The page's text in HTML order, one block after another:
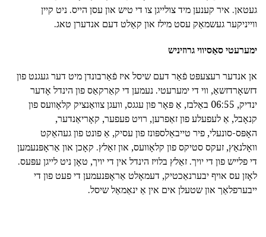
געטאן. איר קענען מיד צולייגן צו די טיש און עסן הייס. ניט קיין
ווייניקער געשמאַק עסט מילז און קאַלט דעם אנדערן טאג.
ימערעטי סאַסיווי גרוזיניש
אן אנדער רעצעפּט פֿאַר דעם שיסל איז פֿאַרבונדן מיט דער געגנט פון
דזשאָרדזשאַ, ווי די ימערעטי. נעמען די קאַרקאַס פון הינדל אָדער
ינדיק, 06:55 באַלבז, אַ פּאָר פון עגגס, וועגן צוואַנציק קלאָוועס פון
קנאָבל, אַ לעפעלע פון זאַפרען, רויט פעפער, קאָריאַנדער,
האָפּס-סונעלי, פיר טייבאַלספּונז פון עסיק, אַ פונט פון געהאַקט
וואָלנאַץ, זעקס סטיקס פון קלאָוועס, און זאַלץ. קאָכן און אַראָפּנעמען
די פלייש פון די יויך. זאַלץ בלויז הינדל אין די יויך, טאָן ניט לייגן עפּעס.
לאָזן עס אויף יבערנאַכטיק, דעמאָלט אַראָפּנעמען די פעט פון די
ייבערפלאַך און שטעלן אים אין אַ ינאַמאַל שיסל.